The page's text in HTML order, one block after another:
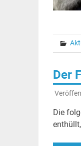
Der
Die